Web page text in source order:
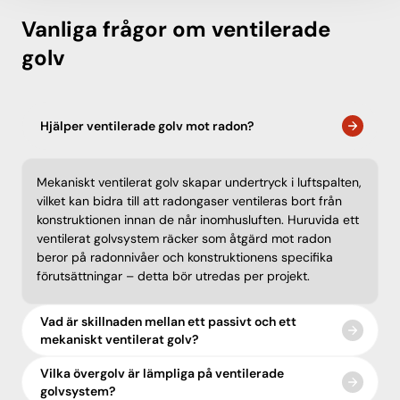
Vanliga frågor om ventilerade
golv
Hjälper ventilerade golv mot radon?
Mekaniskt ventilerat golv skapar undertryck i luftspalten,
vilket kan bidra till att radongaser ventileras bort från
konstruktionen innan de når inomhusluften. Huruvida ett
ventilerat golvsystem räcker som åtgärd mot radon
beror på radonnivåer och konstruktionens specifika
förutsättningar – detta bör utredas per projekt.
Vad är skillnaden mellan ett passivt och ett
mekaniskt ventilerat golv?
Vilka övergolv är lämpliga på ventilerade
golvsystem?